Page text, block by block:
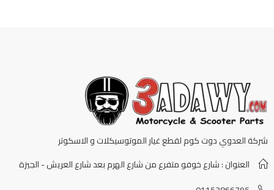
شركة العدوي دوت كوم لقطع غيار الموتوسيكلات و الاسكوتر
العنوان : شارع خوفو متفرع من شارع الهرم بعد شارع العريش - الجيزة